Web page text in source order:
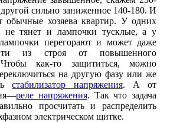
другой сильно заниженное 140-180. И
обычные хозяева квартир. У одних
не тянет и лампочки тусклые, а у
перегорают и может даже
из строя от повышенного
как-то защититься, можно
на другую фазу или же
стабилизатор напряжения. А от
реле напряжения. Так что задача
просчитать и распределить
электрическом щитке.